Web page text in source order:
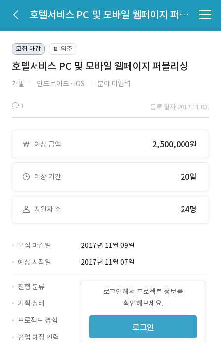
호텔서비스 PC 및 모바일 웹페이지 퍼블리싱
모집 마감 📔 외주
호텔서비스 PC 및 모바일 웹페이지 퍼블리싱
개발 안드로이드 iOS 분야 미입력
1 등록 일자 2017.11.03.
예상 금액 2,500,000원
예상 기간 20일
지원자 수 24명
모집 마감일
2017년 11월 09일
예상 시작일
2017년 11월 07일
로그인해서 프로젝트 정보를
확인해보세요.
로그인
진행 분류
기획 상태
프로젝트 경험
협업 예정 인력